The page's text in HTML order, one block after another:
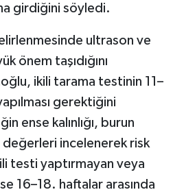
girdiğini söyledi.
ultrason ve
önem taşıdığını
ikili tarama testinin 11–
gerektiğini
ense kalınlığı, burun
değerleri incelenerek risk
testi yaptırmayan veya
16–18. haftalar arasında